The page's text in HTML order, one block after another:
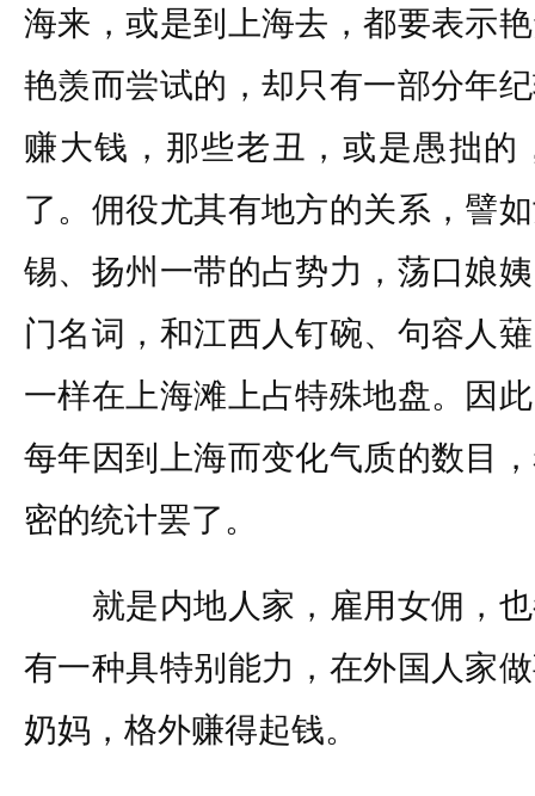
海来，或是到上海去，都要表示
艳羡而尝试的，却只有一部分年
赚大钱，那些老丑，或是愚拙的
了。佣役尤其有地方的关系，譬
锡、扬州一带的占势力，荡口娘
门名词，和江西人钉碗、句容人
一样在上海滩上占特殊地盘。因
每年因到上海而变化气质的数目
密的统计罢了。
就是内地人家，雇用女佣，也
有一种具特别能力，在外国人家
奶妈，格外赚得起钱。